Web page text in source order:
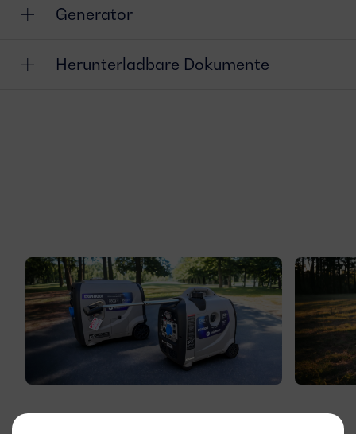
Generator
Herunterladbare Dokumente